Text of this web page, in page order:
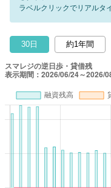
ラベルクリックでリアルタ
30日 約1年間